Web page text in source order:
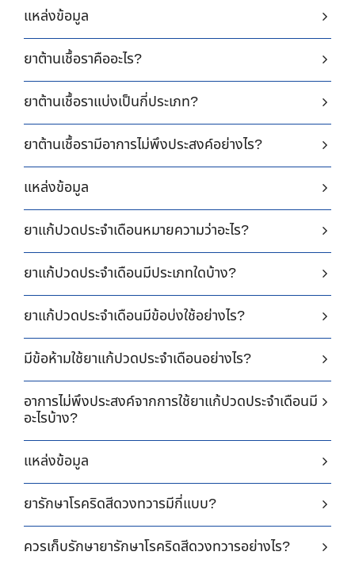
แหล่งข้อมูล
ยาต้านเชื้อราคืออะไร?
ยาต้านเชื้อราแบ่งเป็นกี่ประเภท?
ยาต้านเชื้อรามีอาการไม่พึงประสงค์อย่างไร?
แหล่งข้อมูล
ยาแก้ปวดประจำเดือนหมายความว่าอะไร?
ยาแก้ปวดประจำเดือนมีประเภทใดบ้าง?
ยาแก้ปวดประจำเดือนมีข้อบ่งใช้อย่างไร?
มีข้อห้ามใช้ยาแก้ปวดประจำเดือนอย่างไร?
อาการไม่พึงประสงค์จากการใช้ยาแก้ปวดประจำเดือนมี
อะไรบ้าง?
แหล่งข้อมูล
ยารักษาโรคริดสีดวงทวารมีกี่แบบ?
ควรเก็บรักษายารักษาโรคริดสีดวงทวารอย่างไร?